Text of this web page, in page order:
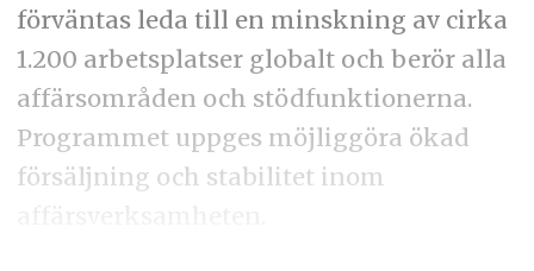
förväntas leda till en minskning av cirka
1.200 arbetsplatser globalt och berör alla
affärsområden och stödfunktionerna.
Programmet uppges möjliggöra ökad
försäljning och stabilitet inom